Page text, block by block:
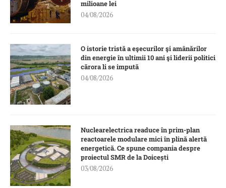
milioane lei
04/08/2026
O istorie tristă a eşecurilor şi amânărilor
din energie în ultimii 10 ani şi liderii politici
cărora li se impută
04/08/2026
Nuclearelectrica readuce în prim-plan
reactoarele modulare mici în plină alertă
energetică. Ce spune compania despre
proiectul SMR de la Doicești
03/08/2026